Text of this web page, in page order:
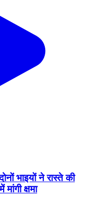
भाइयों ने रास्ते की
क्षमा